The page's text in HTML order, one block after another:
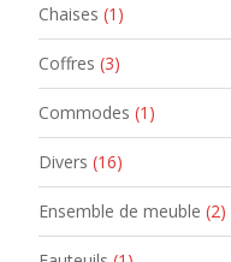
Chaises (1)
Coffres (3)
Commodes (1)
Divers (16)
Ensemble de meuble (2)